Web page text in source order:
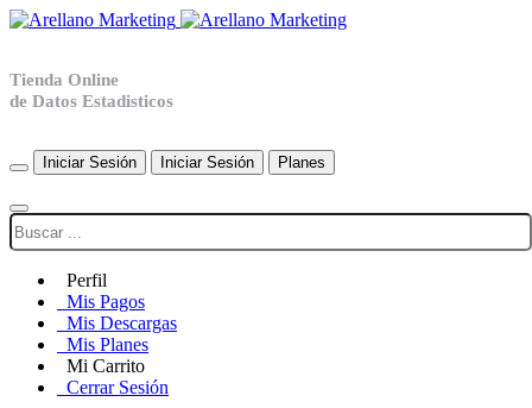
Tienda Online
de Datos Estadisticos
Iniciar Sesión Iniciar Sesión Planes
Perfil
Mis Pagos
Mis Descargas
Mis Planes
Mi Carrito
Cerrar Sesión